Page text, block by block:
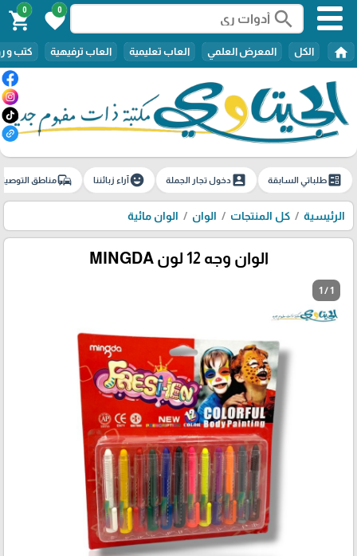
search
0
favorite
0
shopping_cart
home الكل المعرض العلمي العاب تعليمية العاب ترفيهية كتب و
ballotطلباتي السابقة account_boxدخول تجار الجملة emoji_emotionsآراء زبائننا commuteمناطق
الرئيسية كل المنتجات الوان الوان مائية
الوان وجه 12 لون MINGDA
1 / 1